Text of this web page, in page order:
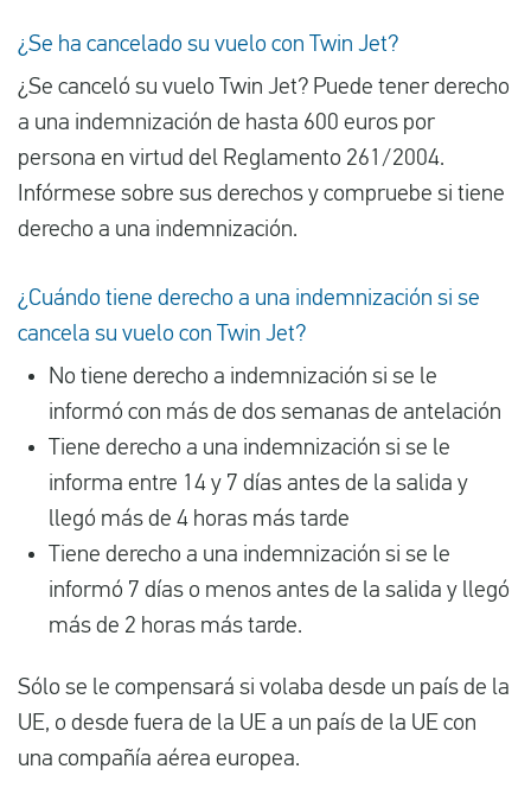
Póngase en contacto con
¿Se ha cancelado su vuelo con Twin Jet?
¿Se canceló su vuelo Twin Jet? Puede tener derecho
a una indemnización de hasta 600 euros por
persona en virtud del Reglamento 261/2004.
Infórmese sobre sus derechos y compruebe si tiene
derecho a una indemnización.
¿Cuándo tiene derecho a una indemnización si se
cancela su vuelo con Twin Jet?
No tiene derecho a indemnización si se le
informó con más de dos semanas de antelación
Tiene derecho a una indemnización si se le
informa entre 14 y 7 días antes de la salida y
llegó más de 4 horas más tarde
Tiene derecho a una indemnización si se le
informó 7 días o menos antes de la salida y llegó
más de 2 horas más tarde.
Sólo se le compensará si volaba desde un país de la
UE, o desde fuera de la UE a un país de la UE con
una compañía aérea europea.